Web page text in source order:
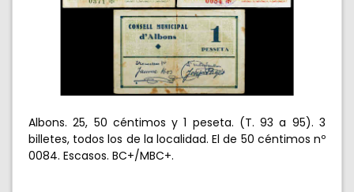
Albons. 25, 50 céntimos y 1 peseta. (T. 93 a 95). 3
billetes, todos los de la localidad. El de 50 céntimos nº
0084. Escasos. BC+/MBC+.